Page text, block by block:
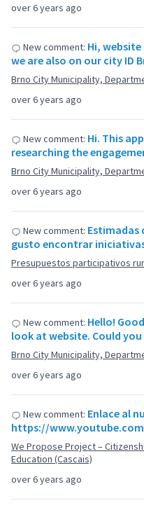
over 6 years ago
over 6 years ago
New comment: Hi,
we are also on our city ID
Brno City Municipality,
over 6 years ago
New comment: Hi. This
researching the
Brno City Municipality,
over 6 years ago
New comment: Estimadas
gusto encontrar
Presupuestos participativos
over 6 years ago
New comment: Hello!
look at website. Could
Brno City Municipality,
over 6 years ago
New comment: Enlace al
https://
We Propose Project –
Education (Cascais)